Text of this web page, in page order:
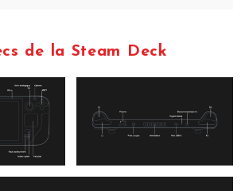
de la Steam Deck